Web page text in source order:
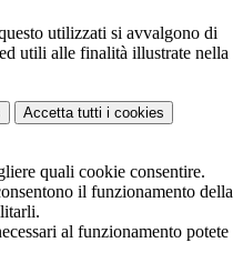
utilizzati si avvalgono di
utili alle finalità illustrate nella
Accetta tutti i cookies
quali cookie consentire.
il funzionamento della
al funzionamento potete